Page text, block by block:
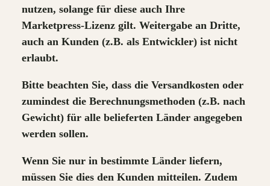
nutzen, solange für diese auch Ihre
Marketpress-Lizenz gilt. Weitergabe an Dritte,
auch an Kunden (z.B. als Entwickler) ist nicht
erlaubt.
Bitte beachten Sie, dass die Versandkosten oder
zumindest die Berechnungsmethoden (z.B. nach
Gewicht) für alle belieferten Länder angegeben
werden sollen.
Wenn Sie nur in bestimmte Länder liefern,
müssen Sie dies den Kunden mitteilen. Zudem